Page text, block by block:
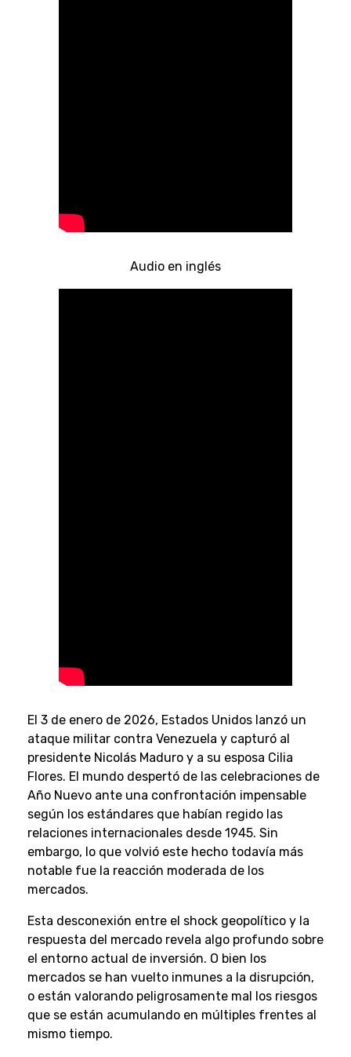
Audio en inglés
El 3 de enero de 2026, Estados Unidos lanzó un
ataque militar contra Venezuela y capturó al
presidente Nicolás Maduro y a su esposa Cilia
Flores. El mundo despertó de las celebraciones de
Año Nuevo ante una confrontación impensable
según los estándares que habían regido las
relaciones internacionales desde 1945. Sin
embargo, lo que volvió este hecho todavía más
notable fue la reacción moderada de los
mercados.
Esta desconexión entre el shock geopolítico y la
respuesta del mercado revela algo profundo sobre
el entorno actual de inversión. O bien los
mercados se han vuelto inmunes a la disrupción,
o están valorando peligrosamente mal los riesgos
que se están acumulando en múltiples frentes al
mismo tiempo.